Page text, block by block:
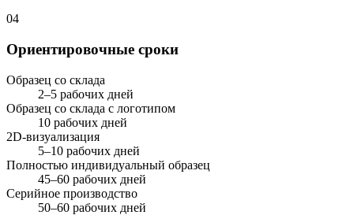
04
Ориентировочные сроки
Образец со склада
2–5 рабочих дней
Образец со склада с логотипом
10 рабочих дней
2D-визуализация
5–10 рабочих дней
Полностью индивидуальный образец
45–60 рабочих дней
Серийное производство
50–60 рабочих дней